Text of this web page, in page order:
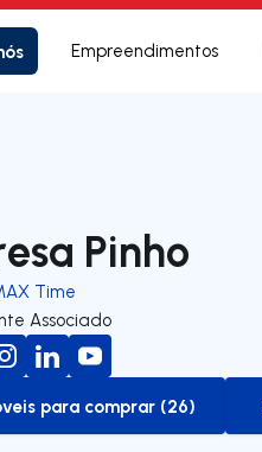
Empreendimentos
Pinho
Time
Associado
to-buy-listing
para comprar (26)